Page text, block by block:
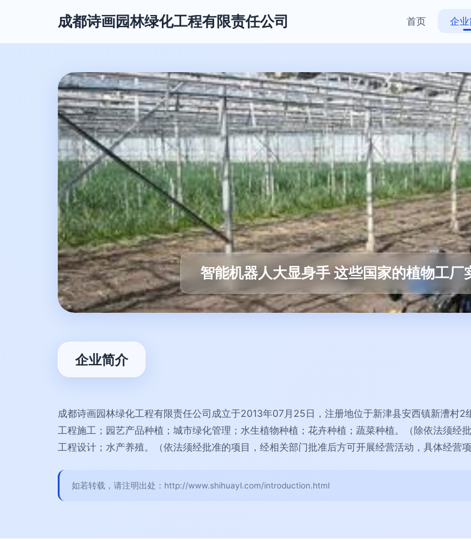
成都诗画园林绿化工程有限责任公司 首页 企
智能机器人大显身手 这些国家的植物工厂
企业简介
成都诗画园林绿化工程有限责任公司成立于2013年07月25日，注册地位于新津县安西镇新漕村
工程施工；园艺产品种植；城市绿化管理；水生植物种植；花卉种植；蔬菜种植。（除依法须经
工程设计；水产养殖。（依法须经批准的项目，经相关部门批准后方可开展经营活动，具体经营
如若转载，请注明出处：http://www.shihuayl.com/introduction.html